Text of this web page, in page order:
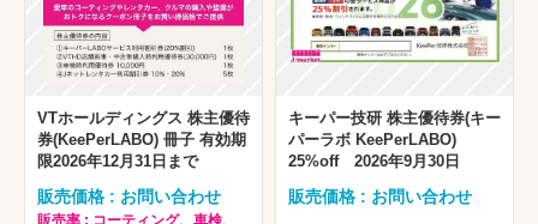
VTホールディングス 株主優待
券(KeePerLABO) 冊子 有効期
限2026年12月31日まで
販売価格 : お問い合わせ
販売率 : コーティング、車検、
キーパー技研 株主優待券(キー
パーラボ KeePerLABO)
25%off 2026年9月30日
販売価格 : お問い合わせ